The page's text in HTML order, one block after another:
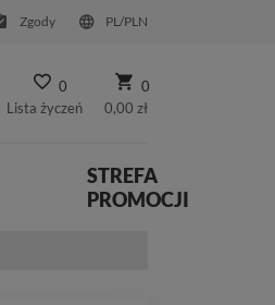
Zgody PL/PLN
0
Lista życzeń
0
0,00 zł
STREFA
PROMOCJI